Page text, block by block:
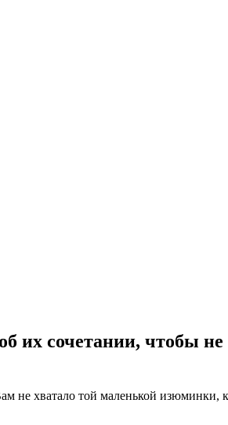
их сочетании, чтобы не
не хватало той маленькой изюминки,